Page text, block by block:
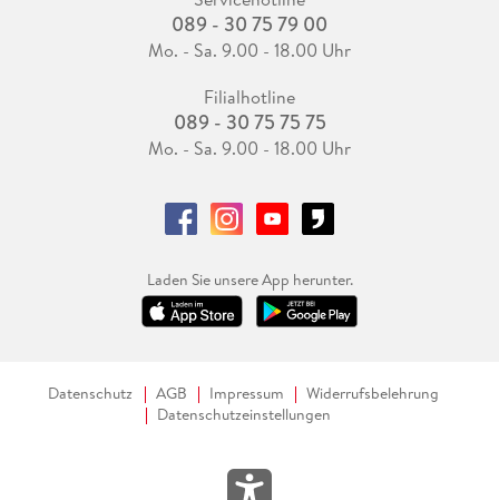
089 - 30 75 79 00
Mo. - Sa. 9.00 - 18.00 Uhr
Filialhotline
089 - 30 75 75 75
Mo. - Sa. 9.00 - 18.00 Uhr
Laden Sie unsere App herunter.
Datenschutz AGB Impressum
Widerrufsbelehrung
Datenschutzeinstellungen